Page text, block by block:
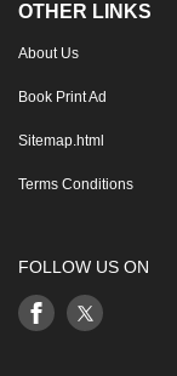
OTHER LINKS
About Us
Book Print Ad
Sitemap.html
Terms Conditions
FOLLOW US ON